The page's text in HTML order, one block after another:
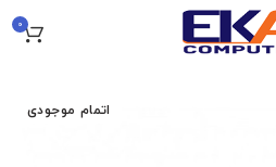
0
اتمام موجودی